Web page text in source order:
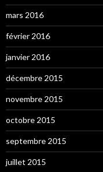
mars 2016
février 2016
janvier 2016
décembre 2015
novembre 2015
octobre 2015
septembre 2015
juillet 2015